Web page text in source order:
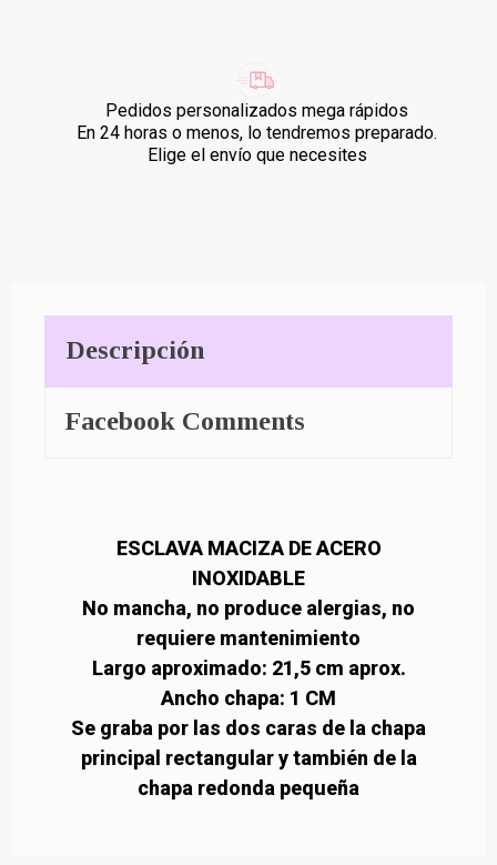
Pedidos personalizados mega rápidos
En 24 horas o menos, lo tendremos preparado.
Elige el envío que necesites
Descripción
Facebook Comments
ESCLAVA MACIZA DE ACERO
INOXIDABLE
No mancha, no produce alergias, no
requiere mantenimiento
Largo aproximado: 21,5 cm aprox.
Ancho chapa: 1 CM
Se graba por las dos caras de la chapa
principal rectangular y también de la
chapa redonda pequeña